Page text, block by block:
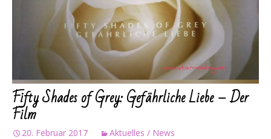
Fifty Shades of Grey: Gefährliche Liebe – Der
Film
20. Februar 2017 Aktuelles / News